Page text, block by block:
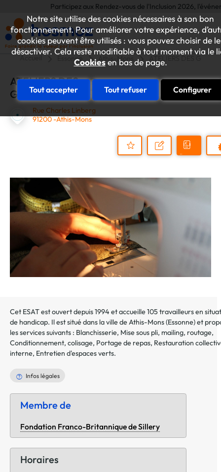
Notre site utilise des cookies nécessaires à son bon
fonctionnement. Pour améliorer votre expérience,
cookies peuvent être utilisés : vous pouvez choisir de
désactiver. Cela reste modifiable à tout moment via le
Cookiesen bas de page.
Tout accepter Tout refuser Configurer
Participez aux Rendez-vous de l'Inclusion 2026,
Accueil Essonne Athis-Mons
ATELIERS DES
GUYARDS
Rue Charles Linberg
91200 -Athis-Mons
dossier
Nous
Demander
Cet ESAT est ouvert depuis 1994 et accueille 105 travailleurs en
de handicap. Il est situé dans la ville deAthis-Mons(Essonne) et
les services suivants : Blanchisserie, Mise sous pli, mailing, routage,
Conditionnement, colisage, Portage de repas, Restauration
interne, Entretien d'espaces verts.
Infos légales
Membre de
Fondation Franco-Britannique de Sillery
Horaires